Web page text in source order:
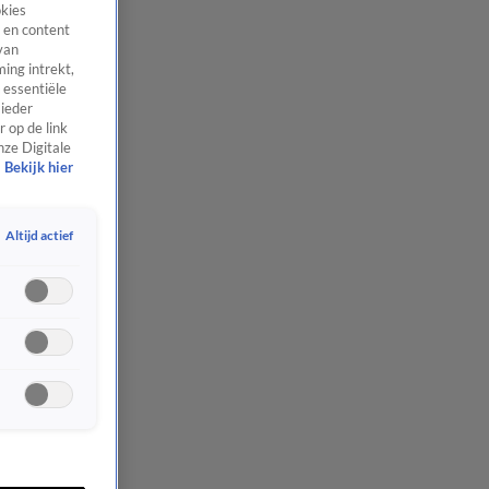
en content
intrekt,
op de link
Digitale
Bekijk hier
Altijd actief